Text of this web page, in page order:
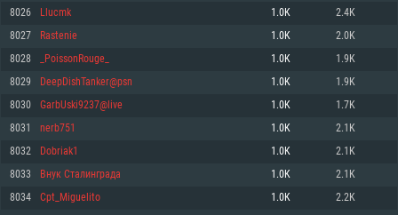
최소사양
운영체제: Windows 10 (64 bit)
프로세서: 2.2 GHz 듀얼코어 이상
메모리: 4GB
그래픽 카드: DirectX 11 이상을 지원하는 AMD Radeon 77XX / NVIDIA
GeForce GT 660. 최소 사양 해상도: 720p
네트워크: 브로드밴드 인터넷
여유 저장 공간: 22.1 GB (최소 클라이언트)
최소사양
운영체제: Mac OS Big Sur 11.0
프로세서: 최소 2.2 GHz의 Core i5 (Intel Xeon 은 지원하지 않습니다)
메모리: 6 GB
그래픽 카드: Metal 을 지원하는 Intel Iris Pro 5200 (Mac), 혹은 이와 비슷한 성
능을 가지는 Mac 버전의 AMD/Nvidia. 최소 해상도: 720p
네트워크: 브로드밴드 인터넷
여유 저장 공간: 22.1 GB (최소 클라이언트)
최소사양
운영체제: 64bit Linux 중 최신 버전
프로세서: 2.4 GHz 듀얼코어
메모리: 4 GB
그래픽 카드: Vulkan 을 지원하고, 최신 그래픽 드라이버를 지원하는 NVIDIA
660 (6개월 미만) 혹은 그와 동급의 성능을 가지며 최신 그래픽 드라이버를 지
원하는 AMD (6개월 미만; 최소사양 지원 해상도 720p)
네트워크: 브로드밴드 인터넷
여유 저장 공간: 22.1 GB (최소 클라이언트)
8026 Llucmk 1.0K 2.4K
8027 Rastenie 1.0K 2.0K
8028 _PoissonRouge_ 1.0K 1.9K
8029 DeepDishTanker@psn 1.0K 1.9K
8030 GarbUski9237@live 1.0K 1.7K
8031 nerb751 1.0K 2.1K
8032 Dobriak1 1.0K 2.1K
8033 Внук Сталинграда 1.0K 2.1K
8034 Cpt_Miguelito 1.0K 2.2K